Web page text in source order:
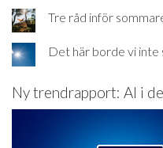
Tre råd inför
Det här borde vi inte
Ny trendrapport: AI i